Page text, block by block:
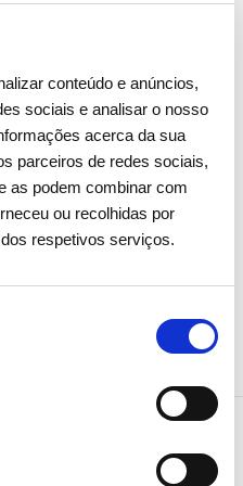
conteúdo e anúncios,
sociais e analisar o nosso
acerca da sua
parceiros de redes sociais,
as podem combinar com
ou recolhidas por
respetivos serviços.
longo prazo